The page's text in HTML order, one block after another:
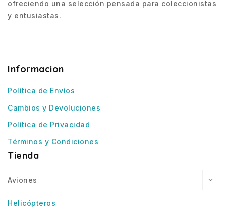
ofreciendo una selección pensada para coleccionistas
y entusiastas.
Informacion
Política de Envíos
Cambios y Devoluciones
Política de Privacidad
Términos y Condiciones
Tienda
Aviones
Helicópteros